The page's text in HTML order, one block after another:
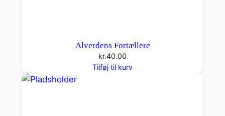
Alverdens Fortællere
kr.40.00
Tilføj til kurv